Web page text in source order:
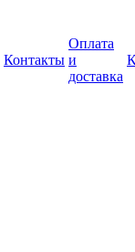
Контакты
Оплата
и
доставка